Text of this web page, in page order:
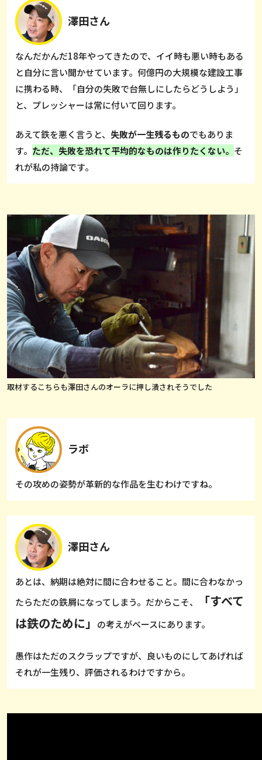
澤田さん
なんだかんだ18年やってきたので、イイ時も悪い時もある
と自分に言い聞かせています。何億円の大規模な建設工事
に携わる時、「自分の失敗で台無しにしたらどうしよう」
と、プレッシャーは常に付いて回ります。
あえて鉄を悪く言うと、 失敗が一生残るものでもありま
す。 ただ、失敗を恐れて平均的なものは作りたくない。 そ
れが私の持論です。
取材するこちらも澤田さんのオーラに押し潰されそうでした
ラボ
その攻めの姿勢が革新的な作品を生むわけですね。
澤田さん
あとは、納期は絶対に間に合わせること。間に合わなかっ
たらただの鉄屑になってしまう。だからこそ、
「すべて
は鉄のために」
の考えがベースにあります。
愚作はただのスクラップですが、良いものにしてあげれば
それが一生残り、評価されるわけですから。